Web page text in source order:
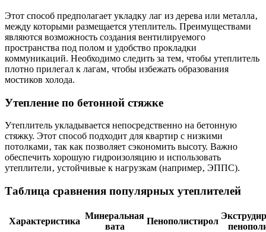
Этот способ предполагает укладку лаг из дерева или металла‚
между которыми размещается утеплитель. Преимуществами
являются возможность создания вентилируемого
пространства под полом и удобство прокладки
коммуникаций. Необходимо следить за тем‚ чтобы утеплитель
плотно прилегал к лагам‚ чтобы избежать образования
мостиков холода.
Утепление по бетонной стяжке
Утеплитель укладывается непосредственно на бетонную
стяжку. Этот способ подходит для квартир с низкими
потолками‚ так как позволяет сэкономить высоту. Важно
обеспечить хорошую гидроизоляцию и использовать
утеплители‚ устойчивые к нагрузкам (например‚ ЭППС).
Таблица сравнения популярных утеплителей
Характеристика
Минеральная
вата
Пенополистирол